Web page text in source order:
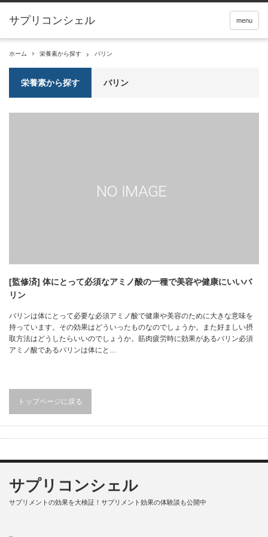
サプリコンシェル menu
ホーム 栄養素から探す バリン
栄養素から探す バリン
[監修済] 体にとって必須なアミノ酸の一種で美容や健康にいいバ
リン
バリンは体にとって必要な必須アミノ酸で健康や美容のために大きな意味を
持っています。その効果はどういったものなのでしょうか。また好ましい摂
取方法はどうしたらいいのでしょうか。筋肉疲労時に効果があるバリン必須
アミノ酸であるバリンは体にと…
トップページに戻る
サプリコンシェル
サプリメントの効果を大検証！サプリメント効果の体験談も公開中